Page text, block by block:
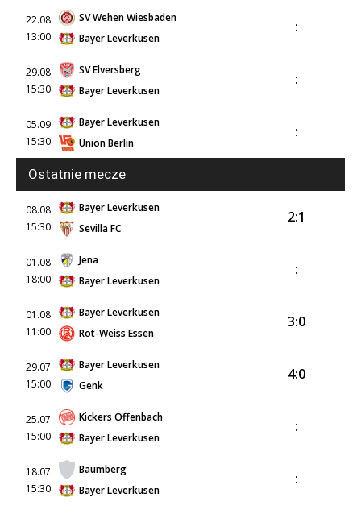
22.08
13:00
SV Wehen Wiesbaden
Bayer Leverkusen
:
29.08
15:30
SV Elversberg
Bayer Leverkusen
:
05.09
15:30
Bayer Leverkusen
Union Berlin
:
Ostatnie mecze
08.08
15:30
Bayer Leverkusen
Sevilla FC
2:1
01.08
18:00
Jena
Bayer Leverkusen
:
01.08
11:00
Bayer Leverkusen
Rot-Weiss Essen
3:0
29.07
15:00
Bayer Leverkusen
Genk
4:0
25.07
15:00
Kickers Offenbach
Bayer Leverkusen
:
18.07
15:30
Baumberg
Bayer Leverkusen
: